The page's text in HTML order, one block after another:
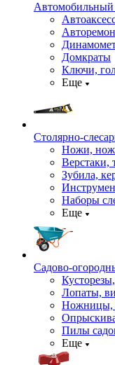
Автомобильный
Домкраты
Ключи,
Еще
Столярно-
Ножи,
Верстаки,
Зубила,
Наборы
Еще
Садово-
Лопаты,
Ножницы,
Пилы
Еще